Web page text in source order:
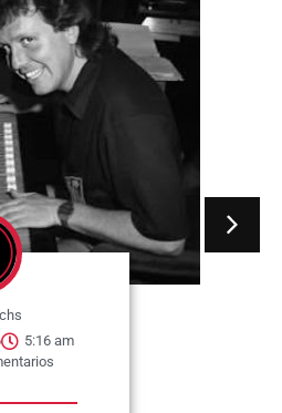
Ponchs
9, 2026
5:09 am
hay comentarios
1995. Muere
Lagunitas-Forest
Estados Unidos.